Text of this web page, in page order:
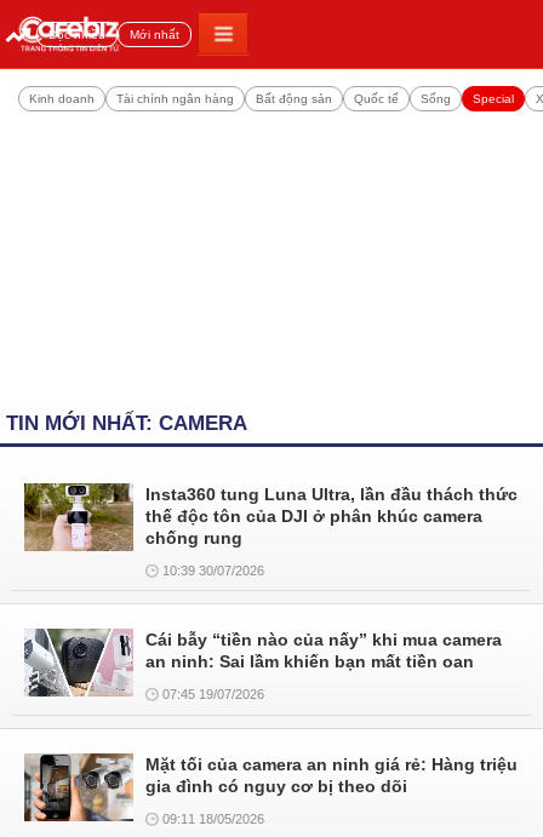
Đọc nhiều Mới nhất
Kinh doanh Tài chính ngân hàng Bất động sản Quốc tế Sống Special
TIN MỚI NHẤT: CAMERA
Insta360 tung Luna Ultra, lần đầu thách thức
thế độc tôn của DJI ở phân khúc camera
chống rung
10:39 30/07/2026
Cái bẫy “tiền nào của nấy” khi mua camera
an ninh: Sai lầm khiến bạn mất tiền oan
07:45 19/07/2026
Mặt tối của camera an ninh giá rẻ: Hàng triệu
gia đình có nguy cơ bị theo dõi
09:11 18/05/2026